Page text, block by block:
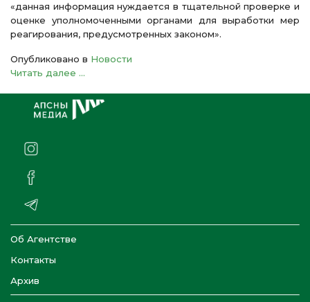
«данная информация нуждается в тщательной проверке и
оценке уполномоченными органами для выработки мер
реагирования, предусмотренных законом».
Опубликовано в Новости
Читать далее ...
Об Агентстве
Контакты
Архив